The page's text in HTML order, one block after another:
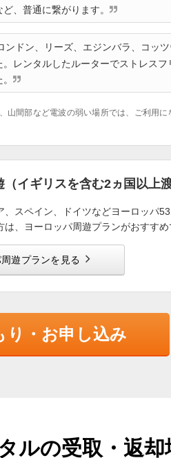
ど、普通に繋がります。
ンドン、リーズ、エジンバラ、コッ
。レンタルしたルーターでストレス
間部など電波の弱い場所では、ご利用
イギリスを含む2ヵ国以上
、スペイン、ドイツなどヨーロッパ53
、ヨーロッパ周遊プランがおすすめ
遊プランを見る
り・お申し込み
ルの受取・返却